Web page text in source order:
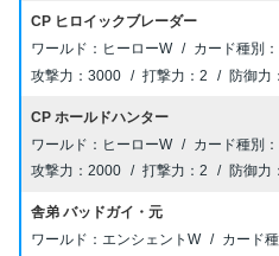
CP ヒロイックブレーダー
ヒーローW
3000
2
CP ホールドハンター
ヒーローW
2000
2
舎弟 バッドガイ・元
エンシェントW